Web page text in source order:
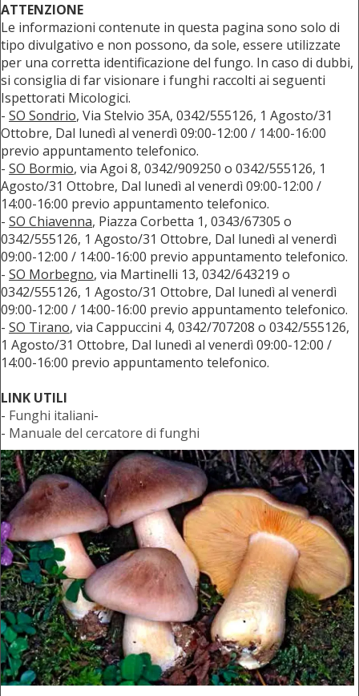
ATTENZIONE
Le informazioni contenute in questa pagina sono solo di
tipo divulgativo e non possono, da sole, essere utilizzate
per una corretta identificazione del fungo. In caso di dubbi,
si consiglia di far visionare i funghi raccolti ai seguenti
Ispettorati Micologici.
- SO Sondrio, Via Stelvio 35A, 0342/555126, 1 Agosto/31
Ottobre, Dal lunedì al venerdì 09:00-12:00 / 14:00-16:00
previo appuntamento telefonico.
- SO Bormio, via Agoi 8, 0342/909250 o 0342/555126, 1
Agosto/31 Ottobre, Dal lunedì al venerdì 09:00-12:00 /
14:00-16:00 previo appuntamento telefonico.
- SO Chiavenna, Piazza Corbetta 1, 0343/67305 o
0342/555126, 1 Agosto/31 Ottobre, Dal lunedì al venerdì
09:00-12:00 / 14:00-16:00 previo appuntamento telefonico.
- SO Morbegno, via Martinelli 13, 0342/643219 o
0342/555126, 1 Agosto/31 Ottobre, Dal lunedì al venerdì
09:00-12:00 / 14:00-16:00 previo appuntamento telefonico.
- SO Tirano, via Cappuccini 4, 0342/707208 o 0342/555126,
1 Agosto/31 Ottobre, Dal lunedì al venerdì 09:00-12:00 /
14:00-16:00 previo appuntamento telefonico.
LINK UTILI
- Funghi italiani-
- Manuale del cercatore di funghi